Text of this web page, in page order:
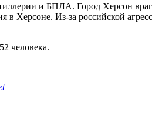
и БПЛА. Город Херсон
Херсоне. Из-за российской
человека.